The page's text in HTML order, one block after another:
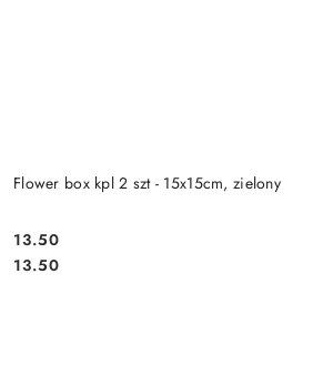
Flower box kpl 2 szt - 15x15cm, zielony
Cena:
13.50
Cena:
13.50